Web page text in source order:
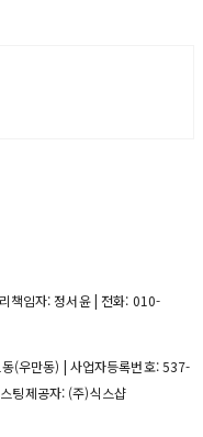
책임자: 정서윤 | 전화: 010-
(우만동) | 사업자등록번호:537-
팅제공자: (주)식스샵